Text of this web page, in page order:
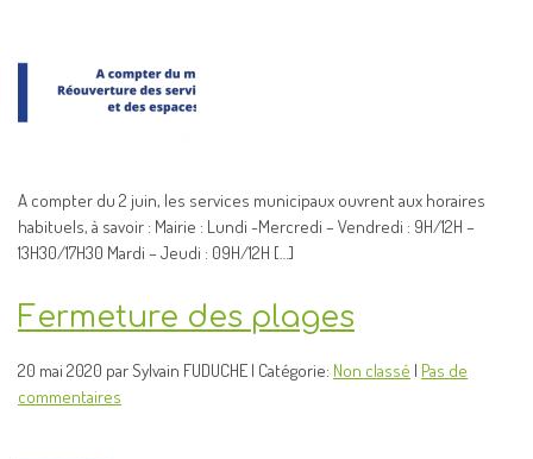
A compter du 2 juin, les services municipaux ouvrent aux horaires
habituels, à savoir : Mairie : Lundi -Mercredi – Vendredi : 9H/12H –
13H30/17H30 Mardi – Jeudi : 09H/12H […]
Fermeture des plages
20 mai 2020 par Sylvain FUDUCHE | Catégorie: Non classé | Pas de
commentaires